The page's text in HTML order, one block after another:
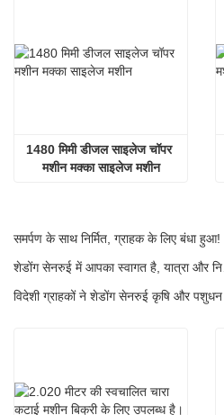
1480 मिमी डीजल साइलेज चॉपर
मशीन मक्का साइलेज मशीन